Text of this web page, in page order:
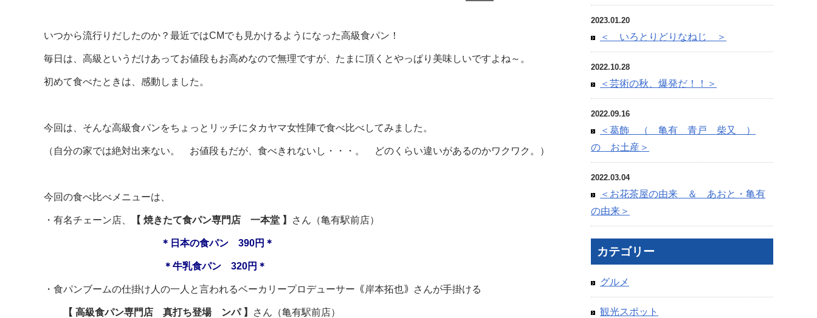
いつから流行りだしたのか？最近ではCMでも見かけるようになった高級食パン！
毎日は、高級というだけあってお値段もお高めなので無理ですが、たまに頂くとやっぱり美味しいですよね～。
初めて食べたときは、感動しました。
今回は、そんな高級食パンをちょっとリッチにタカヤマ女性陣で食べ比べしてみました。
（自分の家では絶対出来ない。 お値段もだが、食べきれないし・・・。 どのくらい違いがあるのかワクワク。）
今回の食べ比べメニューは、
・有名チェーン店、 【 焼きたて食パン専門店 一本堂 】 さん（亀有駅前店）
＊日本の食パン 390円＊
＊牛乳食パン 320円＊
・食パンブームの仕掛け人の一人と言われるベーカリープロデューサー｟岸本拓也｠さんが手掛ける
【 高級食パン専門店 真打ち登場 ンパ 】 さん（亀有駅前店）
2023.01.20
＜ いろとりどりなねじ ＞
2022.10.28
＜芸術の秋、爆発だ！！＞
2022.09.16
＜葛飾 （ 亀有 青戸 柴又 ）
の お土産＞
2022.03.04
＜お花茶屋の由来 ＆ あおと・亀有
の由来＞
カテゴリー
グルメ
観光スポット